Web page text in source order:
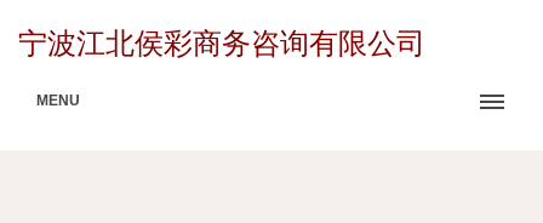
宁波江北侯彩商务咨询有限公司
MENU